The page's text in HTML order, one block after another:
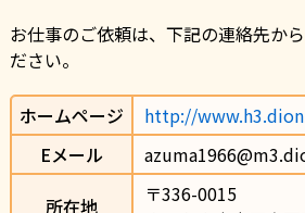
お仕事のご依頼は、下記の連絡先か
ださい。
ホームページ
http://
Eメール
所在地
〒336-0015